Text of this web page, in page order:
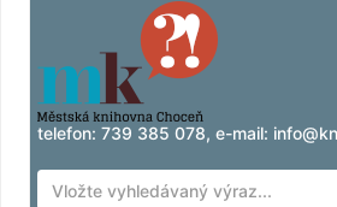
Zobrazuji výsledky1 - 10
Přeskočit na obsah
telefon: 739 385 078, e-mail: